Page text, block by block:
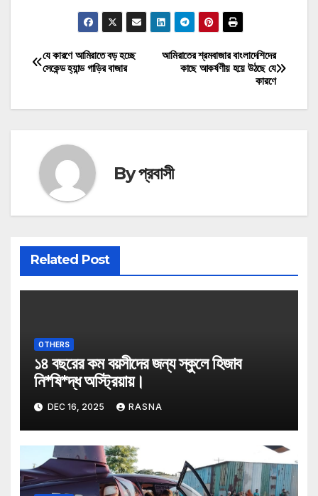
Post
আমিরাতের শ্রমবাজার বাংলাদেশিদের
কাছে আকর্ষণীয় হয়ে উঠছে যে
কারণে
যে কারণে আমিরাতে বড় হচ্ছে
সেকেন্ড হ্যান্ড গাড়ির বাজার
Byপ্রবাসী
Related Post
OTHERS
১৪ বছরের কম বয়সীদের জন্য স্কুলে হিজাব
নি*ষি*দ্ধ অস্ট্রিয়ায়।
DEC 16, 2025 RASNA